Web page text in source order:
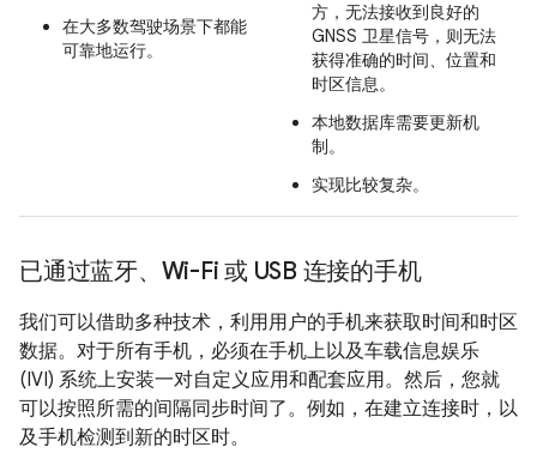
在大多数驾驶场景下都能
可靠地运行。
方，无法接收到良好的
GNSS 卫星信号，则无法
获得准确的时间、位置和
时区信息。
本地数据库需要更新机
制。
实现比较复杂。
已通过蓝牙、Wi-Fi 或 USB 连接的手机
我们可以借助多种技术，利用用户的手机来获取时间和时区
数据。对于所有手机，必须在手机上以及车载信息娱乐
(IVI) 系统上安装一对自定义应用和配套应用。 然后，您就
可以按照所需的间隔同步时间了。例如，在建立连接时，以
及手机检测到新的时区时。